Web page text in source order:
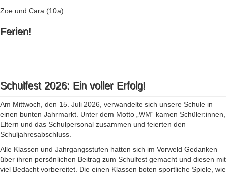
Zoe und Cara (10a)
Ferien!
Schulfest 2026: Ein voller Erfolg!
Am Mittwoch, den 15. Juli 2026, verwandelte sich unsere Schule in
einen bunten Jahrmarkt. Unter dem Motto „WM“ kamen Schüler:innen,
Eltern und das Schulpersonal zusammen und feierten den
Schuljahresabschluss.
Alle Klassen und Jahrgangsstufen hatten sich im Vorweld Gedanken
über ihren persönlichen Beitrag zum Schulfest gemacht und diesen mit
viel Bedacht vorbereitet. Die einen Klassen boten sportliche Spiele, wie